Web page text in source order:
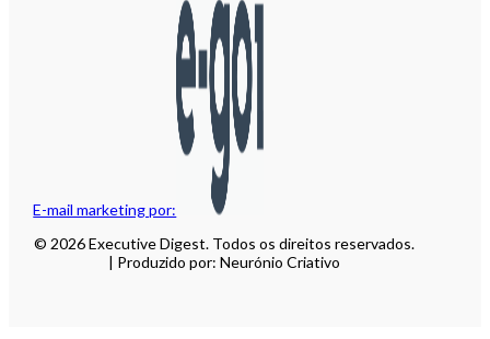
E-mail marketing por:
© 2026 Executive Digest. Todos os direitos reservados.
| Produzido por: Neurónio Criativo